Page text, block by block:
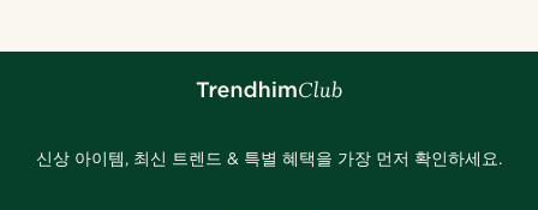
신상 아이템, 최신 트렌드 & 특별 혜택을 가장 먼저 확인하세요.